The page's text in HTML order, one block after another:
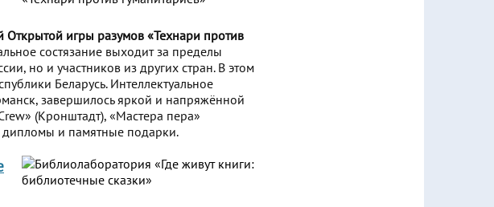
Открытой игры разумов «Технари против
состязание выходит за пределы
но и участников из других стран. В этом
Беларусь. Интеллектуальное
завершилось яркой и напряжённой
(Кронштадт), «Мастера пера»
дипломы и памятные подарки.